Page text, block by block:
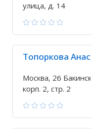
улица, д. 14
Топоркова
Москва, 26
корп. 2, стр. 2